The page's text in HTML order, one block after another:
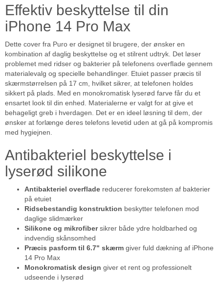
Effektiv beskyttelse til din
iPhone 14 Pro Max
Dette cover fra Puro er designet til brugere, der ønsker en
kombination af daglig beskyttelse og et stilrent udtryk. Det løser
problemet med ridser og bakterier på telefonens overflade gennem
materialevalg og specielle behandlinger. Etuiet passer præcis til
skærmstørrelsen på 17 cm, hvilket sikrer, at telefonen holdes
sikkert på plads. Med en monokromatisk lyserød farve får du et
ensartet look til din enhed. Materialerne er valgt for at give et
behageligt greb i hverdagen. Det er en ideel løsning til dem, der
ønsker at forlænge deres telefons levetid uden at gå på kompromis
med hygiejnen.
Antibakteriel beskyttelse i
lyserød silikone
Antibakteriel overflade reducerer forekomsten af bakterier
på etuiet
Ridsebestandig konstruktion beskytter telefonen mod
daglige slidmærker
Silikone og mikrofibersikrer både ydre holdbarhed og
indvendig skånsomhed
Præcis pasform til 6.7" skærm giver fuld dækning af iPhone
14 Pro Max
Monokromatisk design giver et rent og professionelt
udseende i lyserød